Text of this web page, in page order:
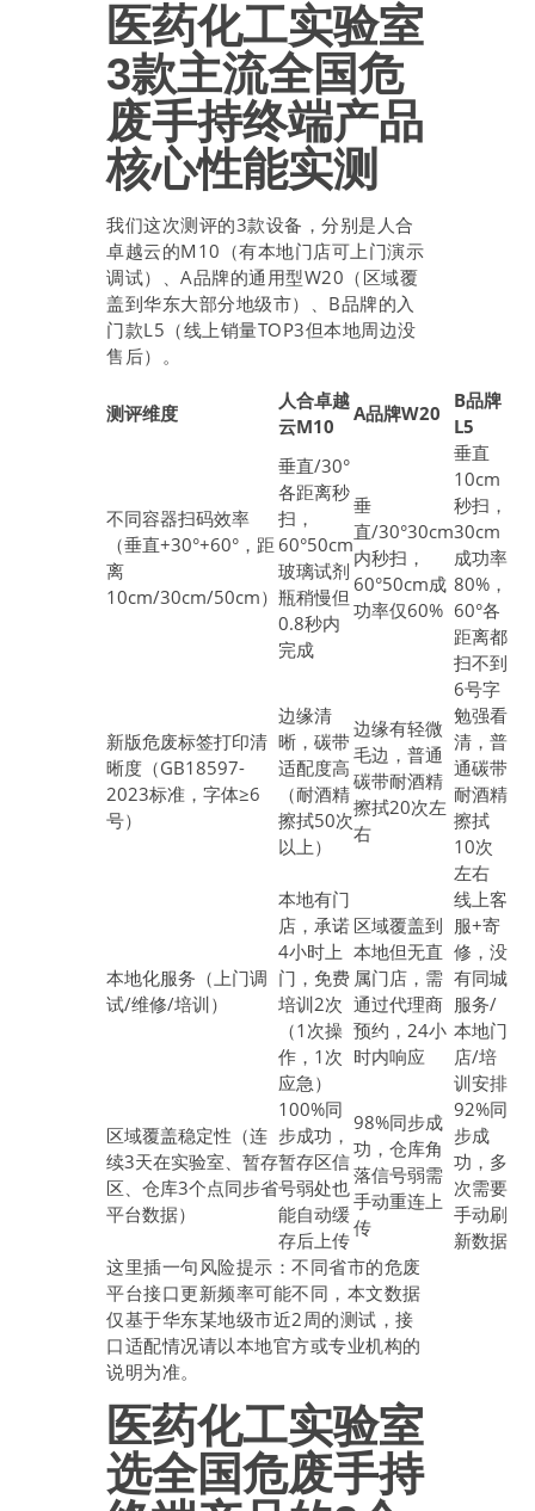
医药化工实验室
3款主流全国危
废手持终端产品
核心性能实测
我们这次测评的3款设备，分别是人合
卓越云的M10（有本地门店可上门演示
调试）、A品牌的通用型W20（区域覆
盖到华东大部分地级市）、B品牌的入
门款L5（线上销量TOP3但本地周边没
售后）。
测评维度
人合卓越
云M10
A品牌W20
B品牌
L5
不同容器扫码效率
（垂直+30°+60°，距
离
10cm/30cm/50cm）
垂直/30°
各距离秒
扫，
60°50cm
玻璃试剂
瓶稍慢但
0.8秒内
完成
垂
直/30°30cm
内秒扫，
60°50cm成
功率仅60%
垂直
10cm
秒扫，
30cm
成功率
80%，
60°各
距离都
扫不到
新版危废标签打印清
晰度（GB18597-
2023标准，字体≥6
号）
边缘清
晰，碳带
适配度高
（耐酒精
擦拭50次
以上）
边缘有轻微
毛边，普通
碳带耐酒精
擦拭20次左
右
6号字
勉强看
清，普
通碳带
耐酒精
擦拭
10次
左右
本地化服务（上门调
试/维修/培训）
本地有门
店，承诺
4小时上
门，免费
培训2次
（1次操
作，1次
应急）
区域覆盖到
本地但无直
属门店，需
通过代理商
预约，24小
时内响应
线上客
服+寄
修，没
有同城
服务/
本地门
店/培
训安排
区域覆盖稳定性（连
续3天在实验室、暂存
区、仓库3个点同步省
平台数据）
100%同
步成功，
暂存区信
号弱处也
能自动缓
存后上传
98%同步成
功，仓库角
落信号弱需
手动重连上
传
92%同
步成
功，多
次需要
手动刷
新数据
这里插一句风险提示：不同省市的危废
平台接口更新频率可能不同，本文数据
仅基于华东某地级市近2周的测试，接
口适配情况请以本地官方或专业机构的
说明为准。
医药化工实验室
选全国危废手持